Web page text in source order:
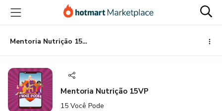
para
conteúdo
principal
para
pagamento
para
rodapé
Mentoria Nutrição 15VP
Mentoria Nutrição 15VP
15 Você Pode